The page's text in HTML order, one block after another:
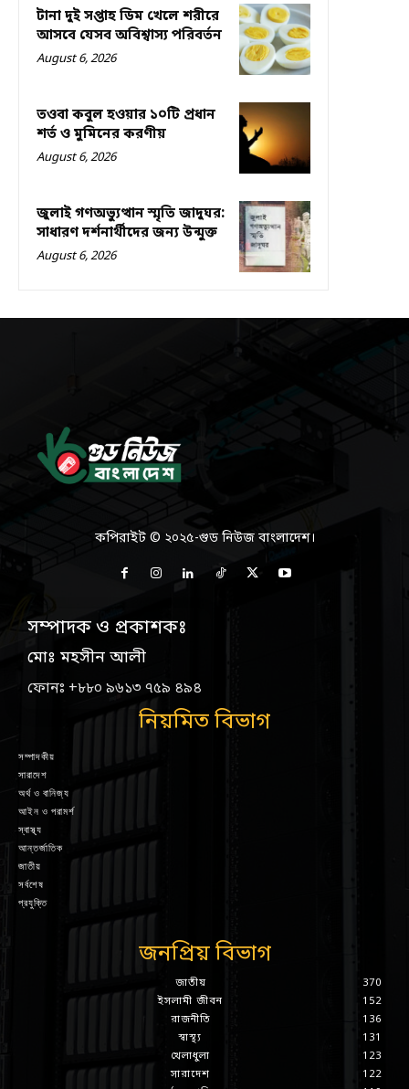
টানা দুই সপ্তাহ ডিম খেলে শরীরে
আসবে যেসব অবিশ্বাস্য পরিবর্তন
August 6, 2026
তওবা কবুল হওয়ার ১০টি প্রধান
শর্ত ও মুমিনের করণীয়
August 6, 2026
জুলাই গণঅভ্যুত্থান স্মৃতি জাদুঘর:
সাধারণ দর্শনার্থীদের জন্য উন্মুক্ত
August 6, 2026
কপিরাইট © ২০২৫-গুড নিউজ বাংলাদেশ।
সম্পাদক ও প্রকাশকঃ
মোঃ মহসীন আলী
ফোনঃ +৮৮০ ৯৬১৩ ৭৫৯ ৪৯৪
নিয়মিত বিভাগ
সম্পাদকীয়
সারাদেশ
অর্থ ও বানিজ্য
আইন ও পরামর্শ
স্বাস্থ্য
আন্তর্জাতিক
জাতীয়
সর্বশেষ
প্রযুক্তি
জনপ্রিয় বিভাগ
জাতীয়
370
ইসলামী জীবন
152
রাজনীতি
136
স্বাস্থ্য
131
খেলাধুলা
123
সারাদেশ
122